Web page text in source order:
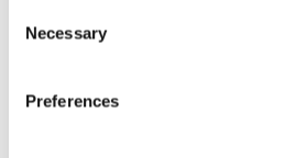
Selection
Necessary
Preferences